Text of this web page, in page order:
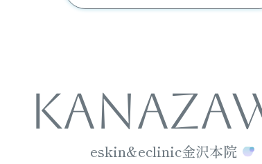
eskin&eclinic金沢本院